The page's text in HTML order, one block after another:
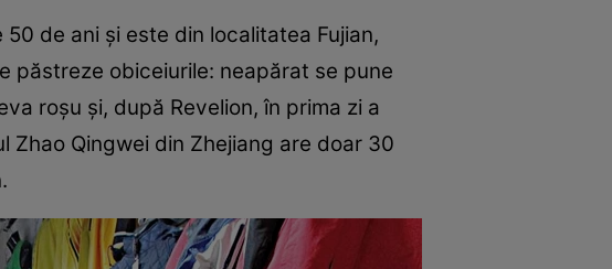
de ani şi este din localitatea Fujian,
păstreze obiceiurile: neapărat se pune
roşu şi, după Revelion, în prima zi a
Zhao Qingwei din Zhejiang are doar 30